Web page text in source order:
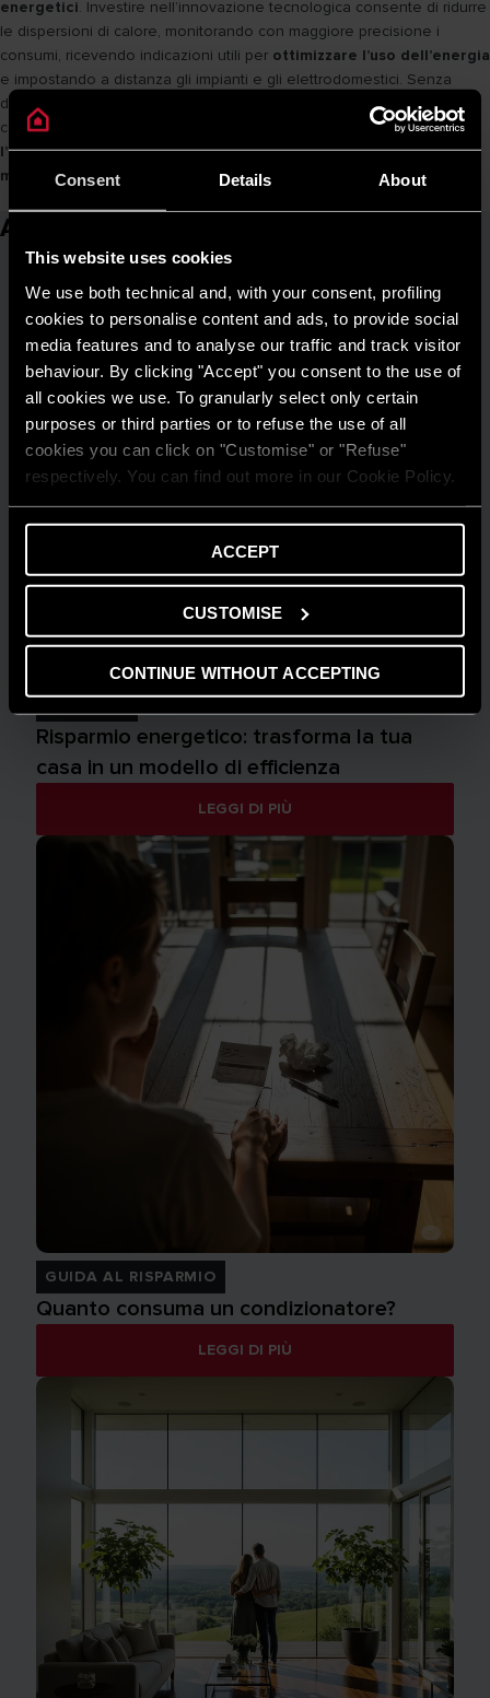
Consent Details About
This website uses cookies
We use both technical and, with your consent, profiling
cookies to personalise content and ads, to provide social
media features and to analyse our traffic and track visitor
behaviour. By clicking "Accept" you consent to the use of
all cookies we use. To granularly select only certain
purposes or third parties or to refuse the use of all
cookies you can click on "Customise" or "Refuse"
respectively. You can find out more in our Cookie Policy.
ACCEPT
CUSTOMISE
CONTINUE WITHOUT ACCEPTING
energetici. Investire nell’innovazione tecnologica consente di ridurre
le dispersioni di calore, monitorando con maggiore precisione i
consumi, ricevendo indicazioni utili per ottimizzare l’uso dell’energia
e impostando a distanza gli impianti e gli elettrodomestici. Senza
dubbio
è una scelta
conveniente, per sfruttare le nuove tecnologie al fine direndere
l’ambiente domestico più green, confortevole ed economico da
mantenere.
Articoli correlati
Risparmio energetico: trasforma la tua
casa in un modello di efficienza
LEGGI DI PIÙ
GUIDA AL RISPARMIO
Quanto consuma un condizionatore?
LEGGI DI PIÙ